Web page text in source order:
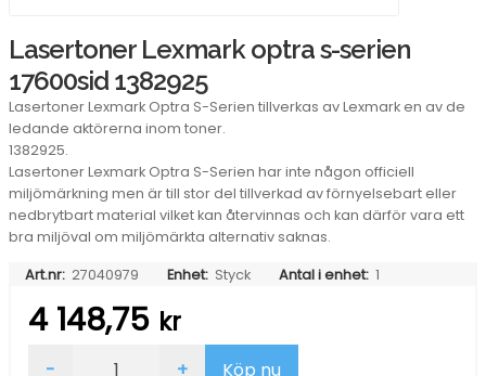
Lasertoner Lexmark optra s-serien
17600sid 1382925
Lasertoner Lexmark Optra S-Serien tillverkas av Lexmark en av de
ledande aktörerna inom toner.
1382925.
Lasertoner Lexmark Optra S-Serien har inte någon officiell
miljömärkning men är till stor del tillverkad av förnyelsebart eller
nedbrytbart material vilket kan återvinnas och kan därför vara ett
bra miljöval om miljömärkta alternativ saknas.
Art.nr: 27040979 Enhet: Styck Antal i enhet: 1
4 148,75 kr
- + Köp nu